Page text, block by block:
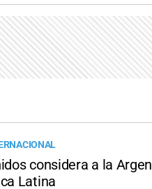
considera a la
Latina